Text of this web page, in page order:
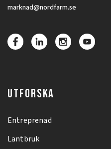
marknad@nordfarm.se
UTFORSKA
Entreprenad
Lantbruk